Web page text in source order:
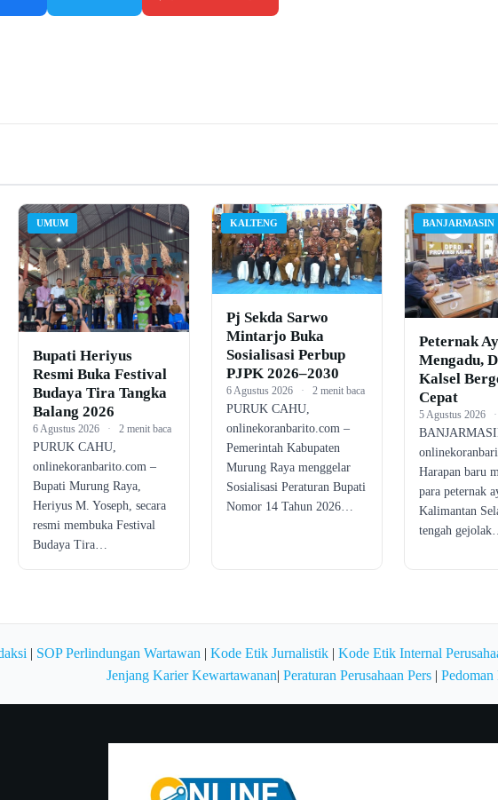
UMUM
Bupati Heriyus
Resmi Buka Festival
Budaya Tira Tangka
Balang 2026
6 Agustus 2026 · 2 menit baca
PURUK CAHU,
onlinekoranbarito.com –
Bupati Murung Raya,
Heriyus M. Yoseph, secara
resmi membuka Festival
Budaya Tira…
KALTENG
Pj Sekda Sarwo
Mintarjo Buka
Sosialisasi Perbup
PJPK 2026–2030
6 Agustus 2026 · 2 menit baca
PURUK CAHU,
onlinekoranbarito.com –
Pemerintah Kabupaten
Murung Raya menggelar
Sosialisasi Peraturan Bupati
Nomor 14 Tahun 2026…
BANJARMASIN
Peternak
Mengadu,
Kalsel
Cepat
5 Agustus 2026 ·
Harapan baru
para peternak
Kalimantan
tengah
| SOP Perlindungan Wartawan | Kode Etik Jurnalistik | Kode Etik Internal
Jenjang Karier Kewartawanan| Peraturan Perusahaan Pers| Pedoman